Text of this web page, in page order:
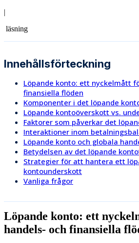
|
läsning
Innehållsförteckning
Löpande konto: ett nyckelmått
finansiella flöden
Komponenter i det löpande
Löpande kontoöverskott vs.
Faktorer som påverkar det
Interaktioner inom
Löpande konto och globala
Betydelsen av det löpande
Strategier för att hantera ett
kontounderskott
Vanliga frågor
Löpande konto: ett
handels- och finansiella